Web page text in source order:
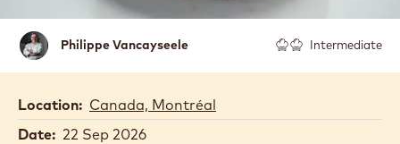
Philippe
Vancayseele
Philippe Vancayseele Intermediate
Location: Canada, Montréal
Date: 22 Sep 2026